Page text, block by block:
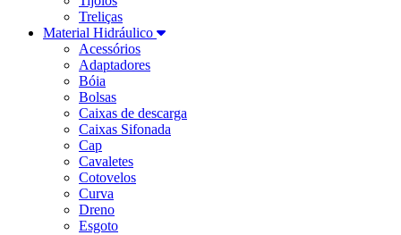
Treliças
Material Hidráulico
Acessórios
Adaptadores
Bóia
Bolsas
Caixas de descarga
Caixas Sifonada
Cap
Cavaletes
Cotovelos
Curva
Dreno
Esgoto